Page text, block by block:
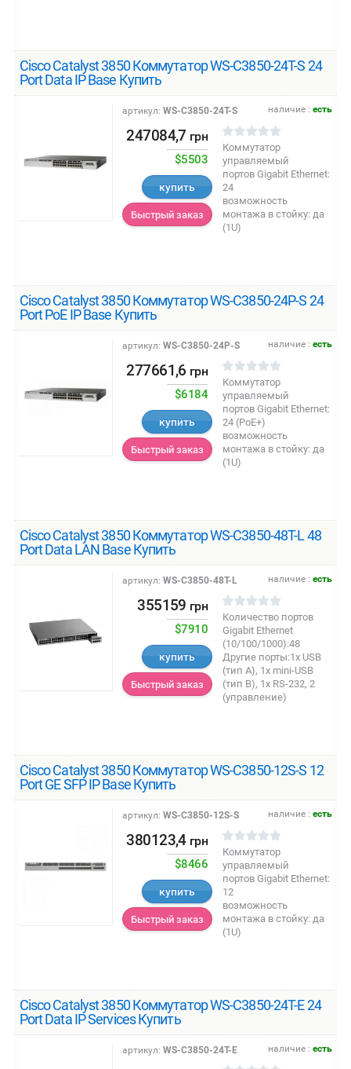
Cisco Catalyst 3850 Коммутатор WS-C3850-24T-S 24
Port Data IP Base Купить
наличие :есть
артикул: WS-C3850-24T-S
247084,7 грн
$5503
купить
Быстрый заказ
Коммутатор
управляемый
портов Gigabit Ethernet:
24
возможность
монтажа в стойку: да
(1U)
Cisco Catalyst 3850 Коммутатор WS-C3850-24P-S 24
Port PoE IP Base Купить
наличие :есть
артикул: WS-C3850-24P-S
277661,6 грн
$6184
купить
Быстрый заказ
Коммутатор
управляемый
портов Gigabit Ethernet:
24 (PoE+)
возможность
монтажа в стойку: да
(1U)
Cisco Catalyst 3850 Коммутатор WS-C3850-48T-L 48
Port Data LAN Base Купить
наличие :есть
артикул: WS-C3850-48T-L
355159 грн
$7910
купить
Быстрый заказ
Количество портов
Gigabit Ethernet
(10/100/1000):48
Другие порты:1х USB
(тип A), 1х mini-USB
(тип B), 1x RS-232, 2
(управление)
Cisco Catalyst 3850 Коммутатор WS-C3850-12S-S 12
Port GE SFP IP Base Купить
наличие :есть
артикул: WS-C3850-12S-S
380123,4 грн
$8466
купить
Быстрый заказ
Коммутатор
управляемый
портов Gigabit Ethernet:
12
возможность
монтажа в стойку: да
(1U)
Cisco Catalyst 3850 Коммутатор WS-C3850-24T-E 24
Port Data IP Services Купить
наличие :есть
артикул: WS-C3850-24T-E